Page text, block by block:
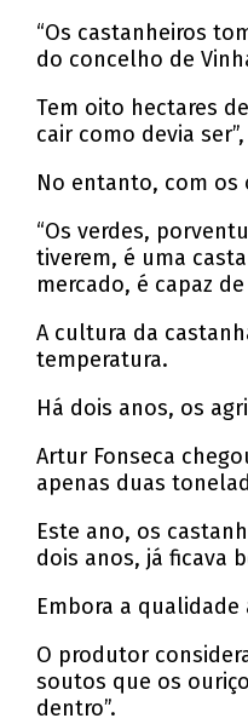
“Os castanheiros
do concelho de
Tem oito hectares
cair como devia
No entanto, com os
“Os verdes,
tiverem, é uma
mercado, é capaz
A cultura da
temperatura.
Há dois anos, os
Artur Fonseca
apenas duas
Este ano, os
dois anos, já ficava
Embora a
O produtor
soutos que os
dentro”.